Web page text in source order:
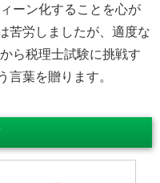
ーン化することを心が
苦労しましたが、適度な
ら税理士試験に挑戦す
言葉を贈ります。